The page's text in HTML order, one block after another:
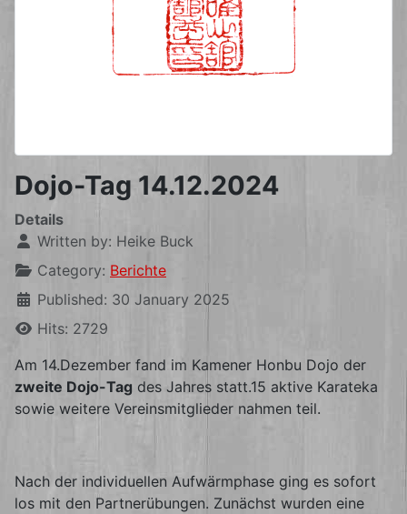
Dojo-Tag 14.12.2024
Details
Written by: Heike Buck
Category: Berichte
Published: 30 January 2025
Hits: 2729
Am 14.Dezember fand im Kamener Honbu Dojo der
zweite Dojo-Tag des Jahres statt.15 aktive Karateka
sowie weitere Vereinsmitglieder nahmen teil.
Nach der individuellen Aufwärmphase ging es sofort
los mit den Partnerübungen. Zunächst wurden eine